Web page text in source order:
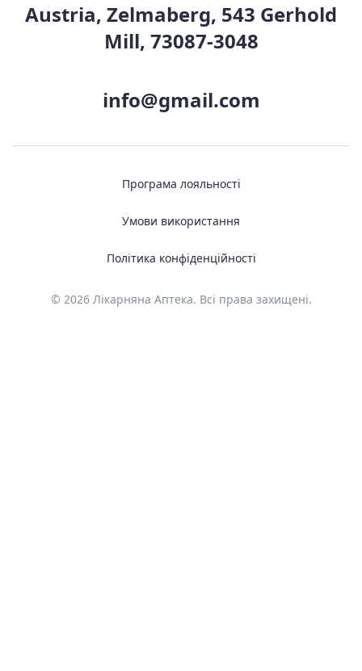
Austria, Zelmaberg, 543 Gerhold
Mill, 73087-3048
info@gmail.com
© 2026 Лікарняна Аптека. Всі права захищені.
Програма лояльності
Умови використання
Політика конфіденційності